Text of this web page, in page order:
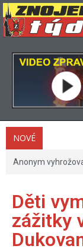
NOVÉ
Anonym
Děti
zážitky